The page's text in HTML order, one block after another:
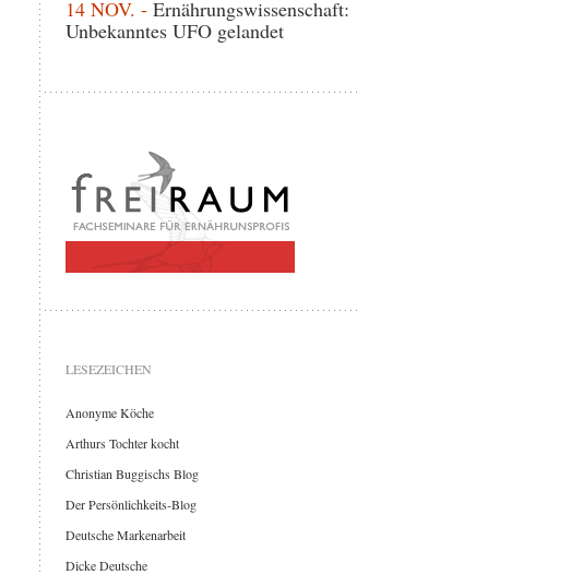
14 NOV. - Ernährungswissenschaft:
Unbekanntes UFO gelandet
LESEZEICHEN
Anonyme Köche
Arthurs Tochter kocht
Christian Buggischs Blog
Der Persönlichkeits-Blog
Deutsche Markenarbeit
Dicke Deutsche